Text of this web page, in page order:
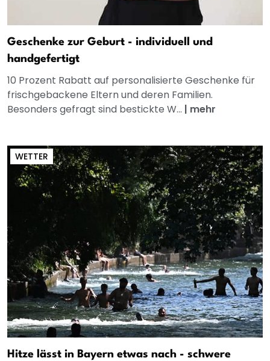
Geschenke zur Geburt - individuell und
handgefertigt
10 Prozent Rabatt auf personalisierte Geschenke für
frischgebackene Eltern und deren Familien.
Besonders gefragt sind bestickte W... | mehr
WETTER
Hitze lässt in Bayern etwas nach - schwere